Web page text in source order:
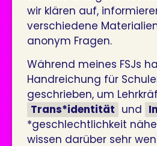
wir klären auf,
verschiedene
anonym Fragen.
Während meines FSJs
Handreichung für
geschrieben, um
Trans*identität und
*geschlechtlichkeit
wissen darüber sehr